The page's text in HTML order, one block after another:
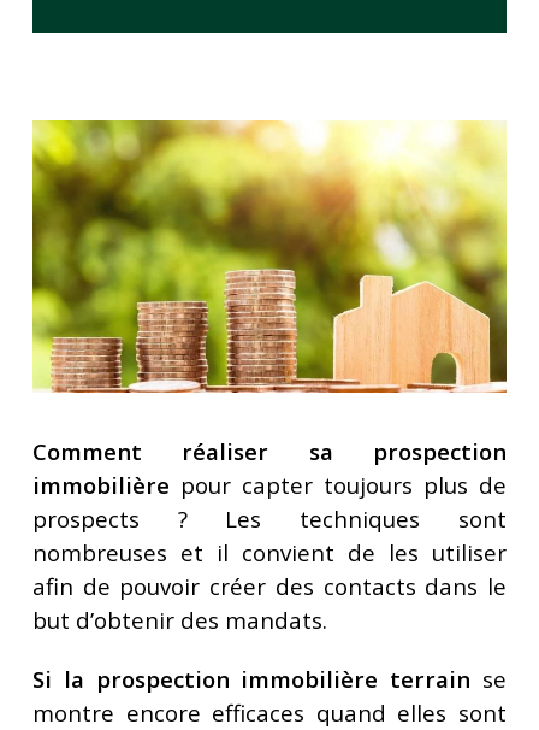
Comment réaliser sa prospection
immobilière pour capter toujours plus de
prospects ? Les techniques sont
nombreuses et il convient de les utiliser
afin de pouvoir créer des contacts dans le
but d’obtenir des mandats.
Si la prospection immobilière terrain se
montre encore efficaces quand elles sont